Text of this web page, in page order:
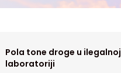
Pola tone droge u ilegalnoj
laboratoriji